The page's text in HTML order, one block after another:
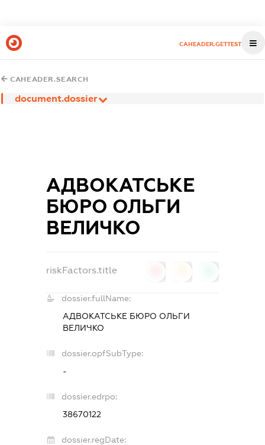
CAHEADER.GETTEST
CAHEADER.SEARCH
document.dossier
АДВОКАТСЬКЕ
БЮРО ОЛЬГИ
ВЕЛИЧКО
riskFactors.title
dossier.fullName:
АДВОКАТСЬКЕ БЮРО ОЛЬГИ
ВЕЛИЧКО
dossier.opfSubType:
-
dossier.edrpo:
38670122
dossier.regDate: